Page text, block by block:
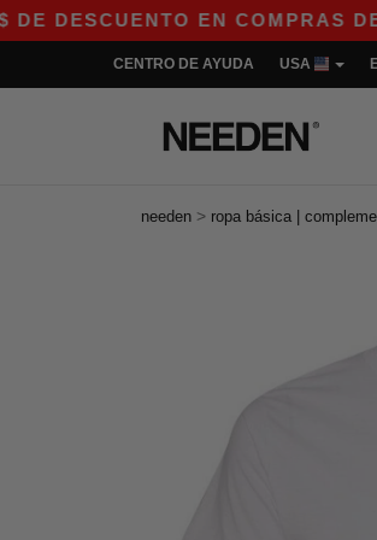
EN COMPRAS DE
CENTRO DE AYUDA USA
needen > ropa básica |